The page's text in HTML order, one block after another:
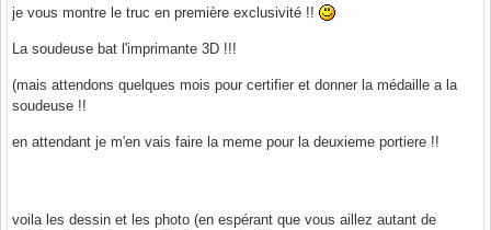
je vous montre le truc en première exclusivité !!
La soudeuse bat l'imprimante 3D !!!
(mais attendons quelques mois pour certifier et donner la médaille a la
soudeuse !!
en attendant je m'en vais faire la meme pour la deuxieme portiere !!
voila les dessin et les photo (en espérant que vous aillez autant de